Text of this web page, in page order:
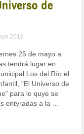
de
2018
25 de mayo a
tendrá lugar en
Los del Río el
"El Universo de
para lo quye se
entyradas a la ...